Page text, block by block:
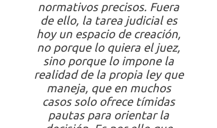
normativos precisos. Fuera
de ello, la tarea judicial es
hoy un espacio de creación,
no porque lo quiera el juez,
sino porque lo impone la
realidad de la propia ley que
maneja, que en muchos
casos solo ofrece tímidas
pautas para orientar la